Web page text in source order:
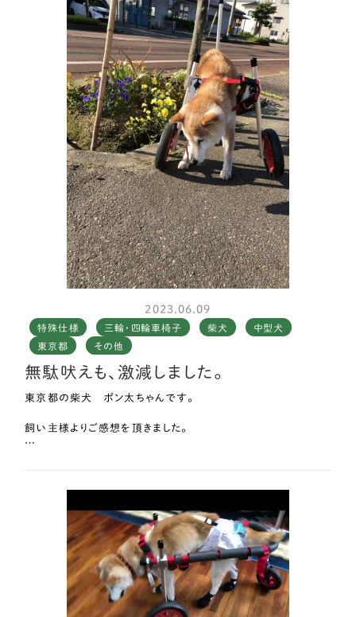
鈍臭いコなので、こんなにも早く乗りこなせるようになるとは思い
ませんでした。
ブルブルしてもこけないのでお尻も痛くなく、くろみつも楽になっ
たはずです。
私も起こしてあげる回数が減り、腰の負担も少なくなりました。
今まではこけた時に足が変な方向に向いてしまって痛めたり、立
とうと必死にバタバタしてハァハァしてしまったりで目が離せなか
ったのが、乗せている間は気にしつつも目が離せるようになり助
かりました。
そして意外な効果がありました。
内股にクッションが挟まることで足を広げる感覚を思い出したら
しく、自力歩行中に今まではくっついていた両後ろ足が開くよう
足が絡まりにくくなりました。
まだ自力で歩けるので本格的に乗るのはもう少し先だと思います
が、手元にあるだけで安心感があります。
本当にありがとうございました！
心してお任せできました。
また変化があった際にはどうぞよろしくお願いいたします。
2023.06.09
特殊仕様 三輪・四輪車椅子 柴犬
中型犬
東京都
その他
無駄吠えも、激減しました。
東京都の柴犬 ポン太ちゃんです。
飼い主様よりご感想を頂きました。
りました。
きで、動き回りたがります。
無駄吠えも、激減しました。
車椅子に載せていれば静かで、歩くのに疲れたら、そのまま寝て